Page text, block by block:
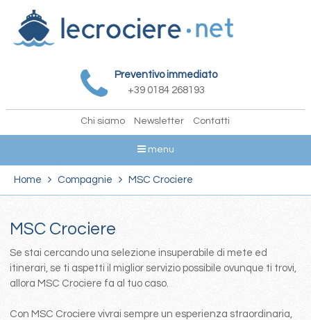
Preventivo immediato
+39 0184 268193
Chi siamo Newsletter Contatti
menu
Home Compagnie MSC Crociere
MSC Crociere
Se stai cercando una selezione insuperabile di mete ed
itinerari, se ti aspetti il miglior servizio possibile ovunque ti trovi,
allora MSC Crociere fa al tuo caso.
Con MSC Crociere vivrai sempre un esperienza straordinaria,